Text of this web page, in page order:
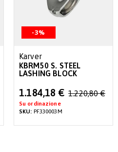
-3%
Karver
KBRM50 S. STEEL
LASHING BLOCK
Special
Price
1.184,18 € 1.220,80 €
Su ordinazione
SKU: PF330003M